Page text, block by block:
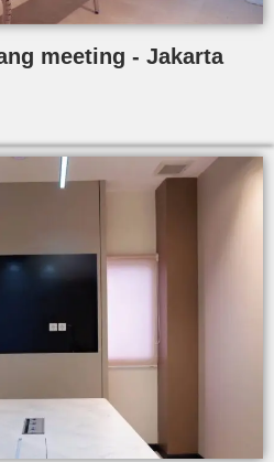
meeting - Jakarta